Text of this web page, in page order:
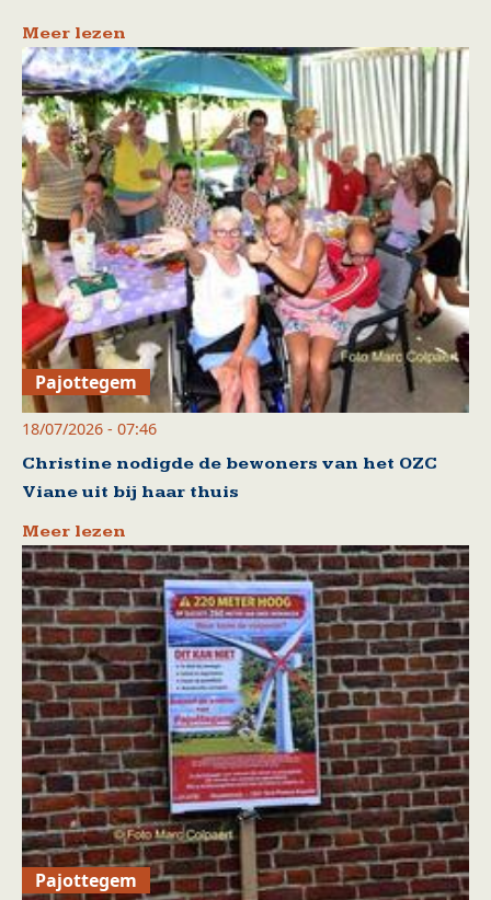
Meer lezen
Pajottegem
18/07/2026 - 07:46
Christine nodigde de bewoners van het OZC
Viane uit bij haar thuis
Meer lezen
Pajottegem